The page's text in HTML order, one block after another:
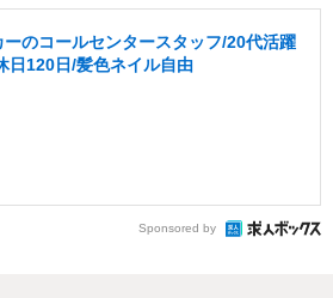
のコールセンタースタッフ/20代活躍
日120日/髪色ネイル自由
Sponsored by